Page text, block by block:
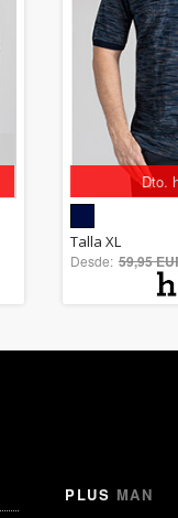
Dto.
out
Talla XL
Desde: 59,95
PLUS MAN